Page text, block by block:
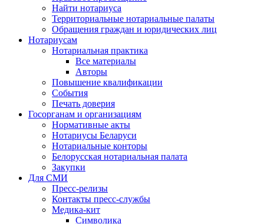
Найти нотариуса
Территориальные нотариальные палаты
Обращения граждан и юридических лиц
Нотариусам
Нотариальная практика
Все материалы
Авторы
Повышение квалификации
События
Печать доверия
Госорганам и организациям
Нормативные акты
Нотариусы Беларуси
Нотариальные конторы
Белорусская нотариальная палата
Закупки
Для СМИ
Пресс-релизы
Контакты пресс-службы
Медика-кит
Символика